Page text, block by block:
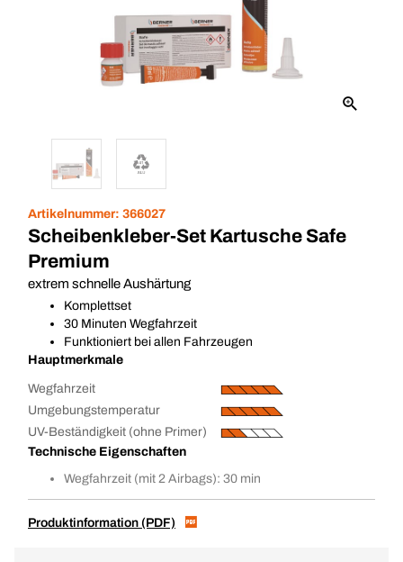
Artikelnummer: 366027
Scheibenkleber-Set Kartusche Safe
Premium
extrem schnelle Aushärtung
Komplettset
30 Minuten Wegfahrzeit
Funktioniert bei allen Fahrzeugen
Hauptmerkmale
Wegfahrzeit
Umgebungstemperatur
UV-Beständigkeit (ohne Primer)
Technische Eigenschaften
Wegfahrzeit (mit 2 Airbags): 30 min
Produktinformation (PDF)